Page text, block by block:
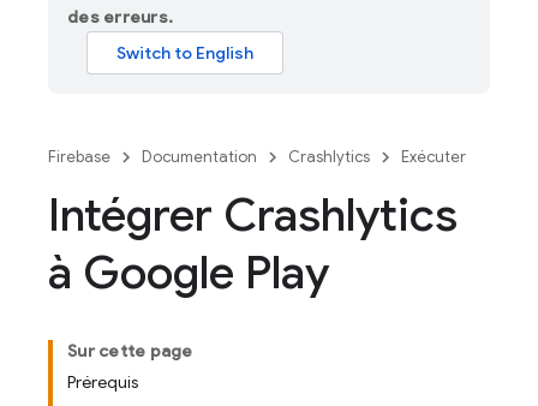
des erreurs.
Firebase Documentation Crashlytics Exécuter
Intégrer Crashlytics
à Google Play
Sur cette page
Prérequis